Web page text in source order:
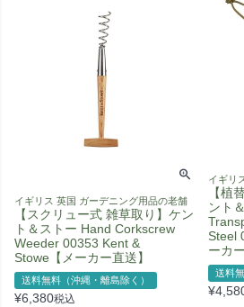
イギリス 英国 ガーデニング用品の老舗
【スクリュー式 雑草取り】ケン
ト＆ストー Hand Corkscrew
Weeder 00353 Kent &
Stowe【メーカー直送】
送料無料（沖縄・離島除く）
¥6,380税込
イギリ
【植
ント
Steel
ーカ
送料
¥